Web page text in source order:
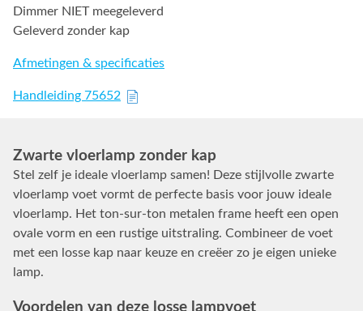
Dimmer NIET meegeleverd
Geleverd zonder kap
Afmetingen & specificaties
Handleiding 75652
Zwarte vloerlamp zonder kap
Stel zelf je ideale vloerlamp samen! Deze stijlvolle zwarte
vloerlamp voet vormt de perfecte basis voor jouw ideale
vloerlamp. Het ton-sur-ton metalen frame heeft een open
ovale vorm en een rustige uitstraling. Combineer de voet
met een losse kap naar keuze en creëer zo je eigen unieke
lamp.
Voordelen van deze losse lampvoet